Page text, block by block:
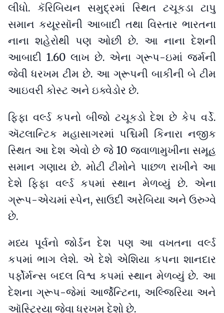
લીધો. કૅરિબિયન સમુદ્રમાં સ્થિત ટચૂકડા ટાપુ
સમાન કયૂરસૉની આબાદી તથા વિસ્તાર ભારતના
નાના શહેરોથી પણ ઓછી છે. આ નાના દેશની
આબાદી 1.60 લાખ છે. એના ગ્રૂપ-ઇમાં જર્મની
જેવી ધરખમ ટીમ છે. આ ગ્રૂપની બાકીની બે ટીમ
આઇવરી કોસ્ટ અને ઇક્વેડોર છે.
ફિફા વર્લ્ડ કપનો બીજો ટચૂકડો દેશ છે કેપ વર્ડે.
ઍટલાન્ટિક મહાસાગરમાં પશ્ચિમી કિનારા નજીક
સ્થિત આ દેશ એવો છે જે 10 જ્વાળામુખીના સમૂહ
સમાન ગણાય છે. મોટી ટીમોને પાછળ રાખીને આ
દેશે ફિફા વર્લ્ડ કપમાં સ્થાન મેળવ્યું છે. એના
ગ્રૂપ-એચમાં સ્પેન, સાઉદી અરેબિયા અને ઉરુગ્વે
છે.
મધ્ય પૂર્વનો જોર્ડન દેશ પણ આ વખતના વર્લ્ડ
કપમાં ભાગ લેશે. એ દેશે એશિયા કપના શાનદાર
પર્ફોર્મન્સ બદલ વિશ્વ કપમાં સ્થાન મેળવ્યું છે. આ
દેશના ગ્રૂપ-જેમાં આર્જેન્ટિના, અલ્જિરિયા અને
ઑસ્ટ્રિયા જેવા ધરખમ દેશો છે.